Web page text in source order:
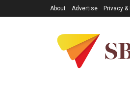
About Advertise Privacy